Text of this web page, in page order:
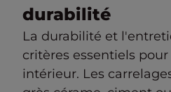
durabilité
La durabilité et
critères essentiels
intérieur. Les